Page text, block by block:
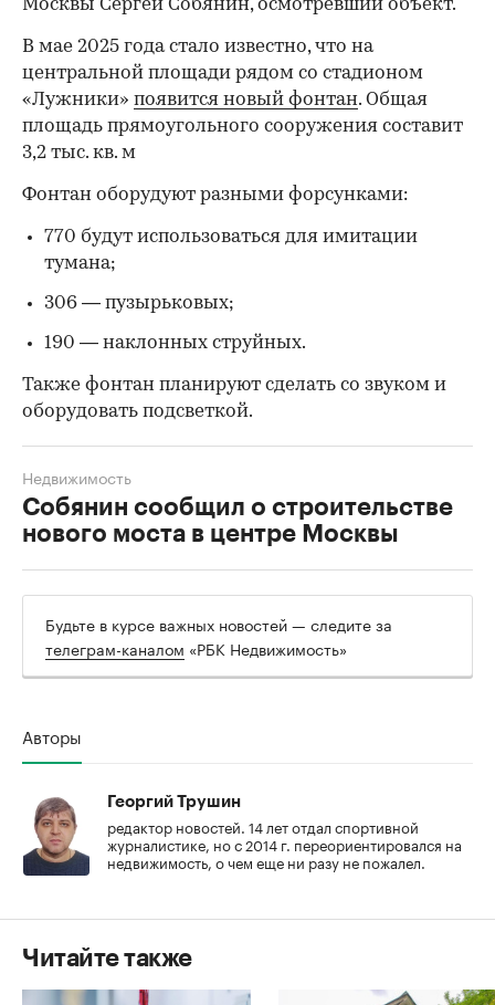
00:00
Москвы Сергей Собянин, осмотревший объект.
В мае 2025 года стало известно, что на
центральной площади рядом со стадионом
«Лужники» появится новый фонтан. Общая
площадь прямоугольного сооружения составит
3,2 тыс. кв. м
Фонтан оборудуют разными форсунками:
770 будут использоваться для имитации
тумана;
306 — пузырьковых;
190 — наклонных струйных.
Также фонтан планируют сделать со звуком и
оборудовать подсветкой.
Собянин сообщил о строительстве
нового моста в центре Москвы
Недвижимость
Будьте в курсе важных новостей — следите за
телеграм-каналом «РБК Недвижимость»
Авторы
Георгий Трушин
редактор новостей. 14 лет отдал спортивной
журналистике, но с 2014 г. переориентировался на
недвижимость, о чем еще ни разу не пожалел.
Читайте также